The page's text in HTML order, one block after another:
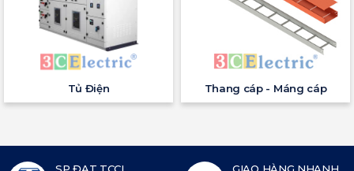
Tủ Điện Thang cáp - Máng cáp